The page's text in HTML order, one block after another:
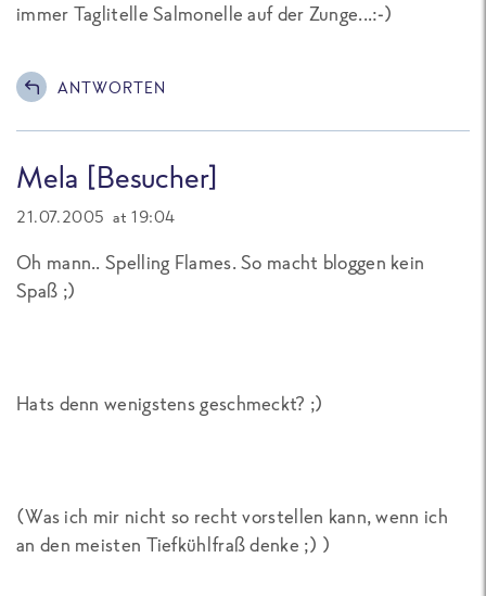
immer Taglitelle Salmonelle auf der Zunge...:-)
ANTWORTEN
Mela [Besucher]
21.07.2005 at 19:04
Oh mann.. Spelling Flames. So macht bloggen kein
Spaß ;)
Hats denn wenigstens geschmeckt? ;)
(Was ich mir nicht so recht vorstellen kann, wenn ich
an den meisten Tiefkühlfraß denke ;) )